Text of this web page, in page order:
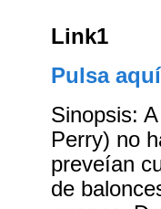
Link1
Pulsa
Sinopsis:
Perry) no
preveían
de